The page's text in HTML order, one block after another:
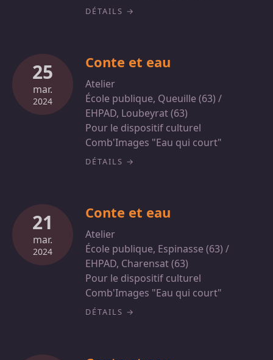
DÉTAILS
25
mar.
2024
Conte et eau
Atelier
École publique, Queuille (63) /
EHPAD, Loubeyrat (63)
Pour le dispositif culturel
Comb'Images "Eau qui court"
DÉTAILS
21
mar.
2024
Conte et eau
Atelier
École publique, Espinasse (63) /
EHPAD, Charensat (63)
Pour le dispositif culturel
Comb'Images "Eau qui court"
DÉTAILS